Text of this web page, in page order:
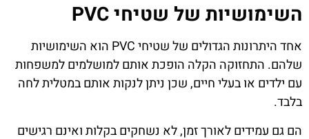
השימושיות של שטיחי PVC
אחד היתרונות הגדולים של שטיחי PVC הוא השימושיות
שלהם. התחזוקה הקלה הופכת אותם למושלמים למשפחות
עם ילדים או בעלי חיים, שכן ניתן לנקות אותם במטלית לחה
בלבד.
הם גם עמידים לאורך זמן, לא נשחקים בקלות ואינם רגישים